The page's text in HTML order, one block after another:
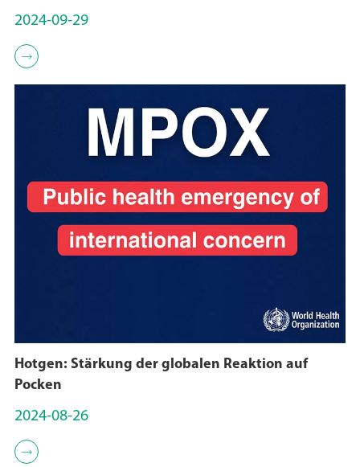
2024-09-29

Hotgen: Stärkung der globalen Reaktion auf
Pocken
2024-08-26
